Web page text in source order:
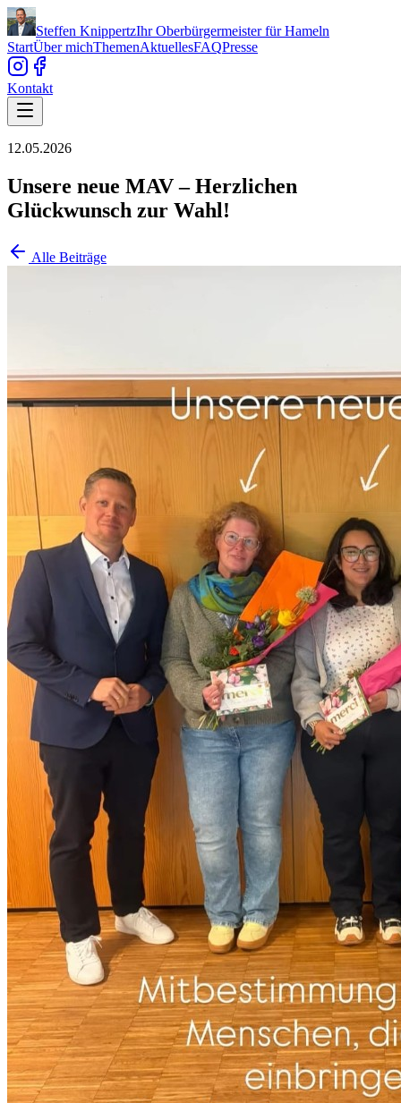
Steffen KnippertzIhr Oberbürgermeister für Hameln
StartÜber michThemenAktuellesFAQPresse
Kontakt
12.05.2026
Unsere neue MAV – Herzlichen
Glückwunsch zur Wahl!
Alle Beiträge